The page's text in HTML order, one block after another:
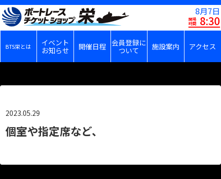
8月7日
開場
時間
8:30
BTS栄とは
イベント
お知らせ
開催日程 会員登録に
ついて
施設案内 アクセス
2023.05.29
個室や指定席など、